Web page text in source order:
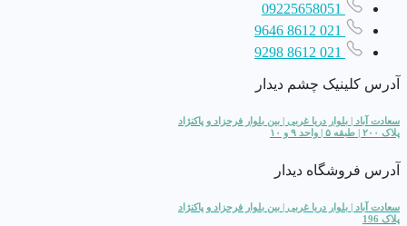
09225658051
021 8612 9646
021 8612 9298
آدرس کلینیک چشم دیدار
سعادت آباد | بلوار دریا غربی | بین بلوار فرحزاد و پاکنژاد
پلاک ۲۰۰ | طبقه ۵ | واحد ۹ و ۱۰
آدرس فروشگاه دیدار
سعادت آباد | بلوار دریا غربی | بین بلوار فرحزاد و پاکنژاد
پلاک 196